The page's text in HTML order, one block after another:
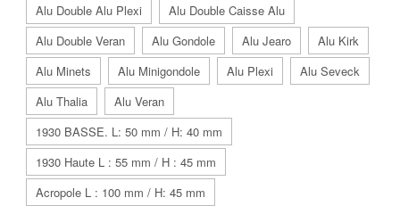
Alu Double Alu Plexi
Alu Double Caisse Alu
Alu Double Veran
Alu Gondole Alu Jearo
Alu Kirk
Alu Minets
Alu Minigondole Alu Plexi
Alu Seveck
Alu Thalia
Alu Veran
1930 BASSE. L: 50 mm / H: 40 mm
1930 Haute L : 55 mm / H : 45 mm
Acropole L : 100 mm / H: 45 mm